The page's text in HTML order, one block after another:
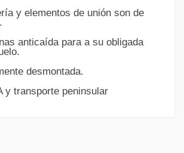
y elementos de unión son de
anticaída para a su obligada
desmontada.
y transporte peninsular